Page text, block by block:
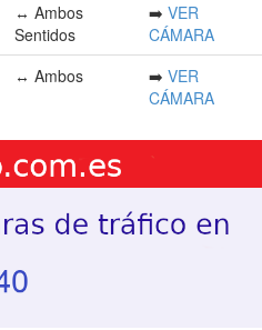
↔️ Ambos
Sentidos
➡️ VER
CÁMARA
↔️ Ambos ➡️ VER
CÁMARA